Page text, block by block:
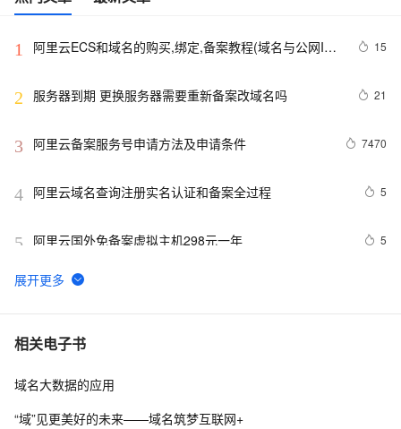
1
阿里云ECS和域名的购买,绑定,备案教程(域名与公网IP
15
2 服务器到期 更换服务器需要重新备案改域名吗 21
3 阿里云备案服务号申请方法及申请条件 7470
4 阿里云域名查询注册实名认证和备案全过程 5
5 阿里云国外免备案虚拟主机298元一年 5
6
公安部备案“网络接入服务商”和“域名商”所属地区管辖选
7 阿里云备案多个域名的方法（13个域名）
8 阿里云海外服务器需要备案吗？
相关电子书
域名大数据的应用
“域”见更美好的未来——域名筑梦互联网+